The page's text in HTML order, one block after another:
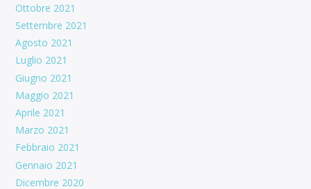
Ottobre 2021
Settembre 2021
Agosto 2021
Luglio 2021
Giugno 2021
Maggio 2021
Aprile 2021
Marzo 2021
Febbraio 2021
Gennaio 2021
Dicembre 2020